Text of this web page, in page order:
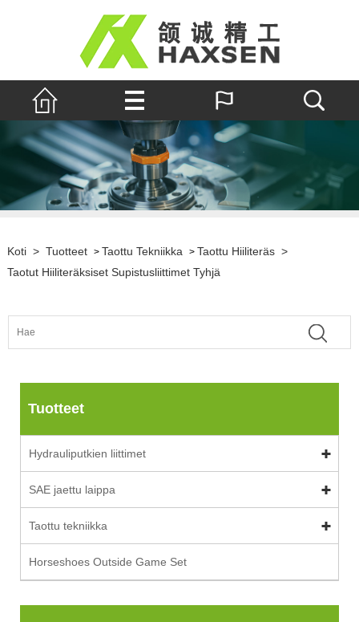
Koti > Tuotteet > Taottu Tekniikka > Taottu Hiiliteräs >
Taotut Hiiliteräksiset Supistusliittimet Tyhjä
Tuotteet
Hydrauliputkien liittimet
SAE jaettu laippa
Taottu tekniikka
Horseshoes Outside Game Set